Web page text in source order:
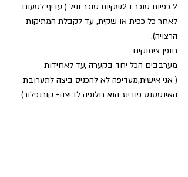
2 כפיות סוכר ו 2שקיות סוכר וניל ( עדיף לטעום
לאחר כל כפית או שקית, עד לקבלת המתיקות
הרצויה).
חופן צימוקים
מערבבים הכל יחד בקערה ,עד לאחידות
( אני אישית,מעדיפה לא להכניס ביצה לתערובת-
האינסטנט פודינג הוא חלופה לביצה+ קורנפלור)